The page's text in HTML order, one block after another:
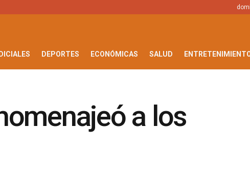
DEPORTES ECONÓMICAS SALUD
a los